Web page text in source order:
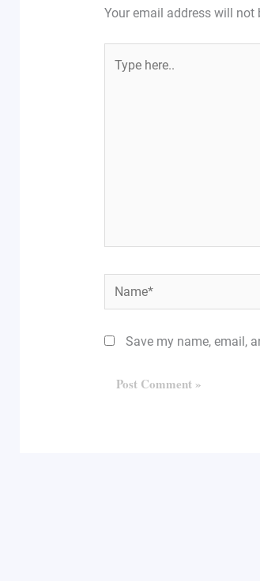
Your email address will not
Name*
Save my name, email,